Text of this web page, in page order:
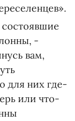
-
вам,
для них где-
или что-